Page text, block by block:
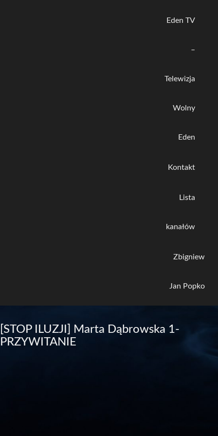
Eden TV
–
Telewizja
Wolny
Eden
Kontakt
Lista
kanałów
Zbigniew
Jan Popko
[STOP ILUZJI] Marta Dąbrowska 1-
PRZYWITANIE